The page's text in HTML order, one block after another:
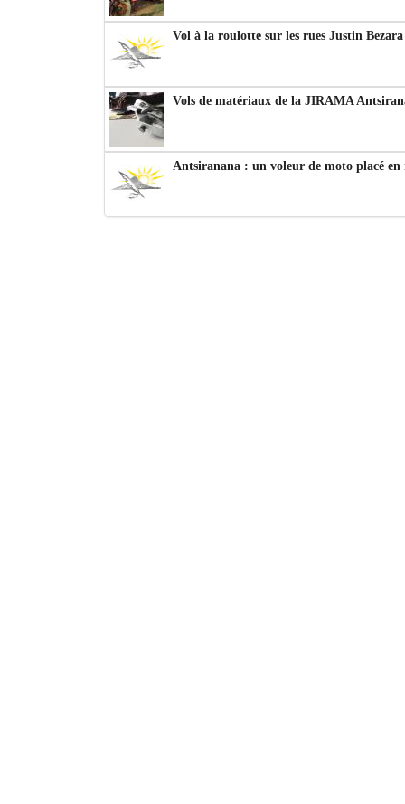
Vol à la roulotte sur les rues Justin
Vols de matériaux de la JIRAMA
Antsiranana : un voleur de moto placé en